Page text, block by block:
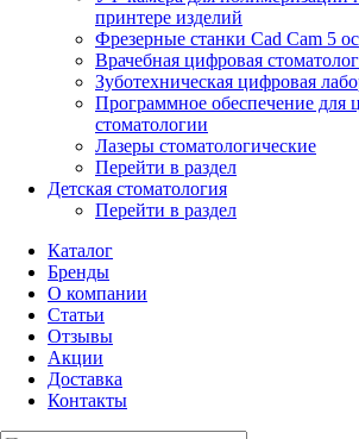
принтере изделий
Фрезерные станки Cad Cam 5
Врачебная цифровая
Зуботехническая цифровая
Программное обеспечение для
стоматологии
Лазеры стоматологические
Перейти в раздел
Детская стоматология
Перейти в раздел
Каталог
Бренды
О компании
Статьи
Отзывы
Акции
Доставка
Контакты